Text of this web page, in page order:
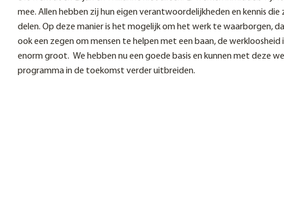
mee. Allen hebben zij hun eigen verantwoordelijkheden en kennis die
delen. Op deze manier is het mogelijk om het werk te waarborgen,
ook een zegen om mensen te helpen met een baan, de werkloosheid
enorm groot. We hebben nu een goede basis en kunnen met deze
programma in de toekomst verder uitbreiden.